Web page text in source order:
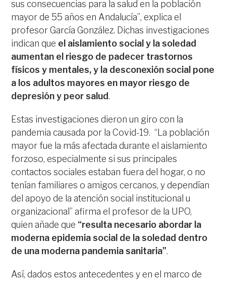
sus consecuencias para la salud en la población
mayor de 55 años en Andalucía”, explica el
profesor García González. Dichas investigaciones
indican que el aislamiento social y la soledad
aumentan el riesgo de padecer trastornos
físicos y mentales, y la desconexión social pone
a los adultos mayores en mayor riesgo de
depresión y peor salud.
Estas investigaciones dieron un giro con la
pandemia causada por la Covid-19. “La población
mayor fue la más afectada durante el aislamiento
forzoso, especialmente si sus principales
contactos sociales estaban fuera del hogar, o no
tenían familiares o amigos cercanos, y dependían
del apoyo de la atención social institucional u
organizacional” afirma el profesor de la UPO,
quien añade que “resulta necesario abordar la
moderna epidemia social de la soledad dentro
de una moderna pandemia sanitaria”.
Así, dados estos antecedentes y en el marco de